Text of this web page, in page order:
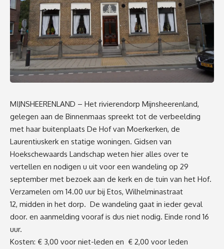
MIJNSHEERENLAND – Het rivierendorp Mijnsheerenland,
gelegen aan de Binnenmaas spreekt tot de verbeelding
met haar buitenplaats De Hof van Moerkerken, de
Laurentiuskerk en statige woningen. Gidsen van
Hoekschewaards Landschap weten hier alles over te
vertellen en nodigen u uit voor een wandeling op 29
september met bezoek aan de kerk en de tuin van het Hof.
Verzamelen om 14.00 uur bij Etos, Wilhelminastraat
12, midden in het dorp. De wandeling gaat in ieder geval
door. en aanmelding vooraf is dus niet nodig. Einde rond 16
uur.
Kosten: € 3,00 voor niet-leden en € 2,00 voor leden